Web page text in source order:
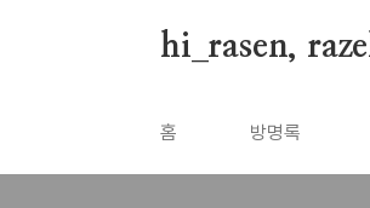
hi_rasen,
홈 방명록